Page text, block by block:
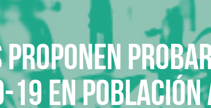
proponen
19 en